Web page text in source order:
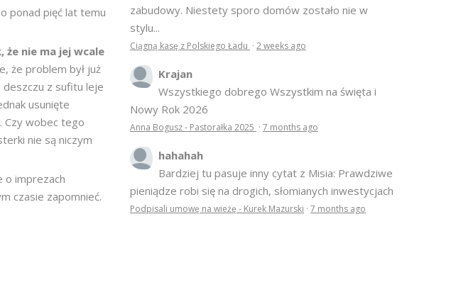
ponad pięć lat temu
nie ma jej wcale
że problem był już
deszczu z sufitu leje
usunięte
Czy wobec tego
nie są niczym
o imprezach
czasie zapomnieć.
zabudowy. Niestety sporo domów zostało nie w
stylu...
Ciągną kasę z Polskiego Ładu · 2 weeks ago
Krajan
Wszystkiego dobrego Wszystkim na święta i
Nowy Rok 2026
Anna Bogusz - Pastorałka 2025 · 7 months ago
hahahah
Bardziej tu pasuje inny cytat z Misia: Prawdziwe
pieniądze robi się na drogich, słomianych inwestycjach
Podpisali umowę na wieżę - Kurek Mazurski · 7 months ago